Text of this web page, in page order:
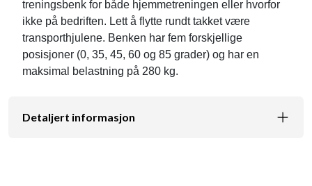
treningsbenk for både hjemmetreningen eller hvorfor
ikke på bedriften. Lett å flytte rundt takket være
transporthjulene. Benken har fem forskjellige
posisjoner (0, 35, 45, 60 og 85 grader) og har en
maksimal belastning på 280 kg.
Detaljert informasjon